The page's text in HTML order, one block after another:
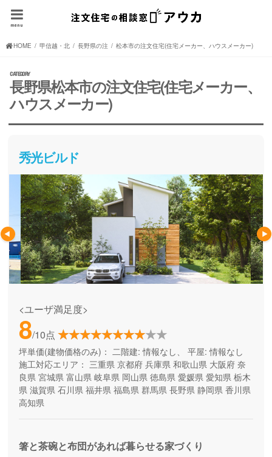
menu
HOME 甲信越・北陸の注文住宅(住宅メーカー、ハウスメーカー)
長野県の注文住宅(住宅メーカー、ハウスメーカー)
松本市の注文住宅(住宅メーカー、ハウスメーカー)
長野県松本市の注文住宅(住宅メーカー、
ハウスメーカー)
秀光ビルド
<ユーザ満足度>
8/10点
坪単価(建物価格のみ)： 二階建: 情報なし、 平屋: 情報なし
施工対応エリア： 三重県 京都府 兵庫県 和歌山県 大阪府 奈
良県 宮城県 富山県 岐阜県 岡山県 徳島県 愛媛県 愛知県 栃木
県 滋賀県 石川県 福井県 福島県 群馬県 長野県 静岡県 香川県
高知県
箸と茶碗と布団があれば暮らせる家づくり